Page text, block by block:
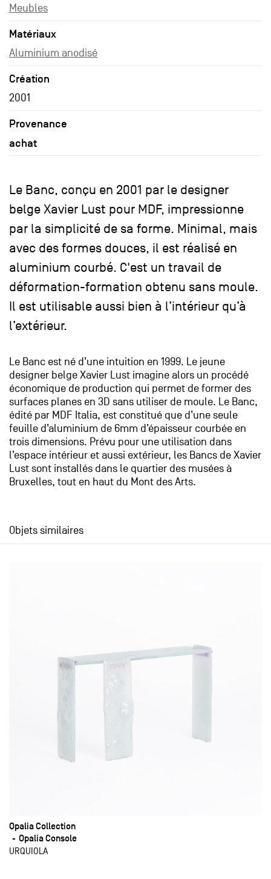
Meubles
Matériaux
Aluminium anodisé
Création
2001
Provenance
achat
Le Banc, conçu en 2001 par le designer
belge Xavier Lust pour MDF, impressionne
par la simplicité de sa forme. Minimal, mais
avec des formes douces, il est réalisé en
aluminium courbé. C'est un travail de
déformation-formation obtenu sans moule.
Il est utilisable aussi bien à l’intérieur qu’à
l’extérieur.
Le Banc est né d’une intuition en 1999. Le jeune
designer belge Xavier Lust imagine alors un procédé
économique de production qui permet de former des
surfaces planes en 3D sans utiliser de moule. Le Banc,
édité par MDF Italia, est constitué que d’une seule
feuille d’aluminium de 6mm d’épaisseur courbée en
trois dimensions. Prévu pour une utilisation dans
l’espace intérieur et aussi extérieur, les Bancs de Xavier
Lust sont installés dans le quartier des musées à
Bruxelles, tout en haut du Mont des Arts.
Objets similaires
Opalia Collection
Opalia Console
URQUIOLA